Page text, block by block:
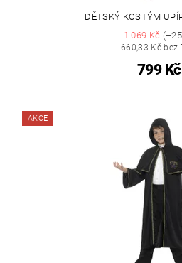
DĚTSKÝ KOSTÝM
1 069 Kč(–25
660,33 Kč bez
799 Kč
AKCE